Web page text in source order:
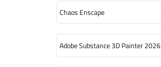
Chaos Enscape
Adobe Substance 3D Painter 2026